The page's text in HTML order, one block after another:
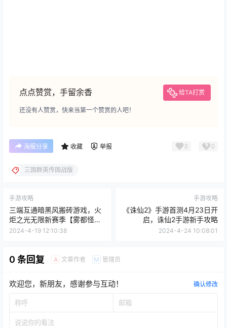
点点赞赏，手留余香 给TA打赏
还没有人赞赏，快来当第一个赞赏的人吧！
海报分享 收藏 举报 0 0
三国群英传国战版
手游攻略
三端互通暗黑风搬砖游戏，火
炬之光无限新赛季【雾都怪
谈】4月19日开服
2024-4-19 12:10:38
手游攻略
《诛仙2》手游首测4月23日开
启，诛仙2手游新手攻略
2024-4-24 10:08:01
0 条回复 A 文章作者 M 管理员
欢迎您，新朋友，感谢参与互动！ 确认修改